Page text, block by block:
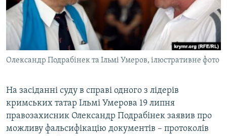
ВІДЕОУРОКИ «ELIFBE»
СВІДЧЕННЯ ОКУПАЦІЇ
УКРАЇНСЬКА ПРОБЛЕМА КРИМУ
ІНФОГРАФІКА
Русский
Qırımtatar
ДОЛУЧАЙСЯ!
Усі сайти RFE/RL
Олександр Подрабінек та Ільмі Умеров, ілюстративне фото
На засіданні суду в справі одного з лідерів
кримських татар Ільмі Умерова 19 липня
правозахисник Олександр Подрабінек заявив про
можливу фальсифікацію документів – протоколів